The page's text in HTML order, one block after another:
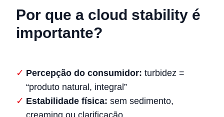
Por que a cloud stability é
importante?
Percepção do consumidor: turbidez =
“produto natural, integral”
Estabilidade física: sem sedimento,
creaming ou clarificação